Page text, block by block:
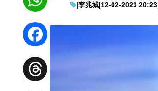
|李兆城|12-02-2023 20:23|
WhatsApp
Facebook